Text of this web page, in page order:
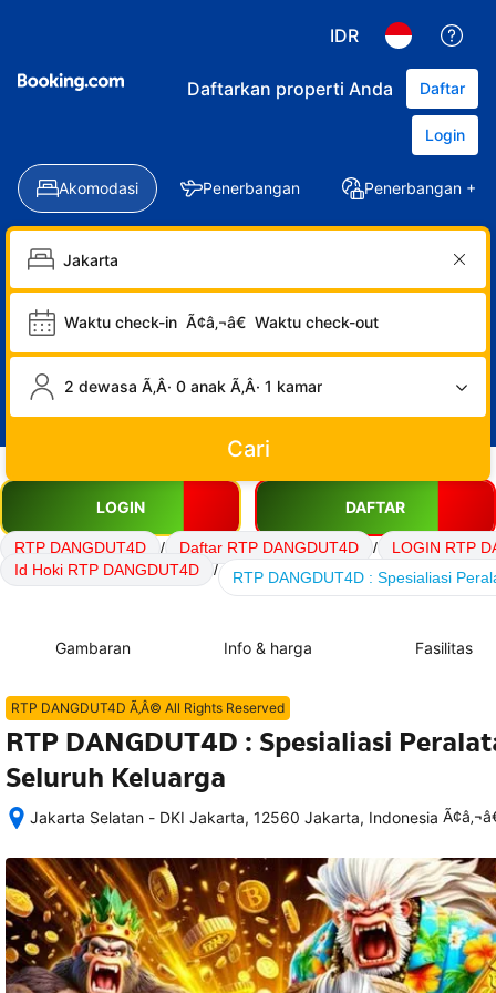
IDR
Daftarkan properti Anda Daftar
Login
Akomodasi Penerbangan Penerbangan +
Waktu check-in Ã¢â‚¬â€ Waktu check-out
2 dewasa Ã‚Â· 0 anak Ã‚Â· 1 kamar
Cari
LOGIN DAFTAR
RTP DANGDUT4D / Daftar RTP DANGDUT4D /
LOGIN RTP
Id Hoki RTP DANGDUT4D
/ RTP DANGDUT4D : Spesialiasi
Gambaran Info & harga Fasilitas
RTP DANGDUT4D Ã‚Â© All Rights Reserved
RTP DANGDUT4D : Spesialiasi
Seluruh Keluarga
Jakarta Selatan - DKI Jakarta, 12560 Jakarta, Indonesia
memesan,
semua
rincian
akomodasi
termasuk
nomor